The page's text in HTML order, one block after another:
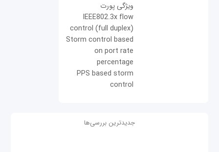
ویژگی پورت
IEEE802.3x flow
control (full duplex)
Storm control based
on port rate
percentage
PPS based storm
control
جدیدترین بررسی‌ها